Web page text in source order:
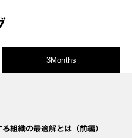
3Months
組織の最適解とは（前編）